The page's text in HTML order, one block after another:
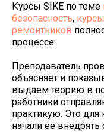
Курсы SIKE по теме
безопасность,
ремонтников
процессе.
Преподаватель
объясняет и
выдаем теорию в
работники
практикую. Это
начали ее внедрять